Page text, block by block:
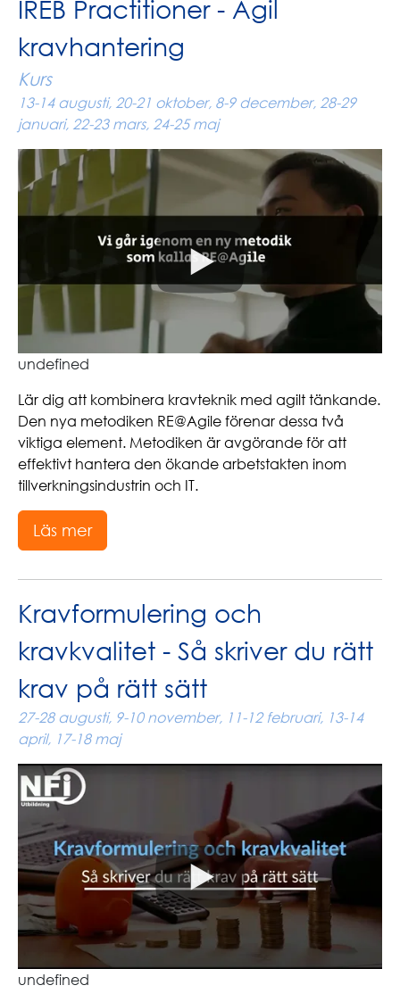
IREB Practitioner - Agil
kravhantering
Kurs
13-14 augusti, 20-21 oktober, 8-9 december, 28-29
januari, 22-23 mars, 24-25 maj
undefined
Lär dig att kombinera kravteknik med agilt tänkande.
Den nya metodiken RE@Agile förenar dessa två
viktiga element. Metodiken är avgörande för att
effektivt hantera den ökande arbetstakten inom
tillverkningsindustrin och IT.
Läs mer
Kravformulering och
kravkvalitet - Så skriver du rätt
krav på rätt sätt
27-28 augusti, 9-10 november, 11-12 februari, 13-14
april, 17-18 maj
undefined